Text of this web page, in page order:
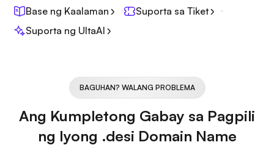
Base ng Kaalaman
Suporta sa Tiket
Suporta ng UltaAI
BAGUHAN? WALANG PROBLEMA
Ang Kumpletong Gabay sa Pagpili
ng Iyong .desi Domain Name